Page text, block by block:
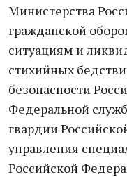
Министерства
гражданской
ситуациям и
стихийных
безопасности
Федеральной
гвардии
управления
Российской